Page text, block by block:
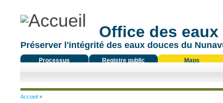
Office des
Préserver l'intégrité des eaux douces du
Processus
Registre public Maps
Vous êtes ici
Accueil»